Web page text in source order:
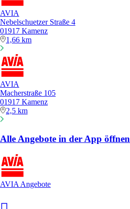
AVIA
Nebelschuetzer Straße 4
01917 Kamenz
1,66 km
AVIA
Macherstraße 105
01917 Kamenz
2,5 km
Alle Angebote in der App öffnen
AVIA Angebote